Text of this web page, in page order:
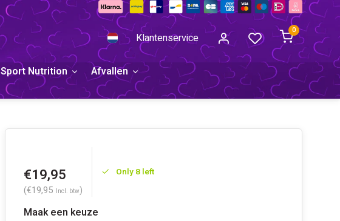
Klantenservice
0
Sport Nutrition
Afvallen
€19,95
(€19,95 Incl. btw)
Only 8 left
Maak een keuze